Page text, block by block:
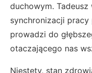
duchowym.
synchronizacji pracy
prowadzi do
otaczającego nas
Niestety, stan